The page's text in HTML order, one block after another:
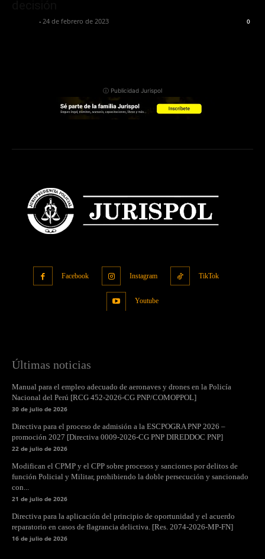
- 24 de febrero de 2023 0
ⓘ Publicidad Jurispol
Facebook Instagram TikTok
Youtube
Últimas noticias
Manual para el empleo adecuado de aeronaves y drones en la Policía
Nacional del Perú [RCG 452-2026-CG PNP/COMOPPOL]
30 de julio de 2026
Directiva para el proceso de admisión a la ESCPOGRA PNP 2026 –
promoción 2027 [Directiva 0009-2026-CG PNP DIREDDOC PNP]
22 de julio de 2026
Modifican el CPMP y el CPP sobre procesos y sanciones por delitos de
función Policial y Militar, prohibiendo la doble persecución y sancionado
con...
21 de julio de 2026
Directiva para la aplicación del principio de oportunidad y el acuerdo
reparatorio en casos de flagrancia delictiva. [Res. 2074-2026-MP-FN]
16 de julio de 2026